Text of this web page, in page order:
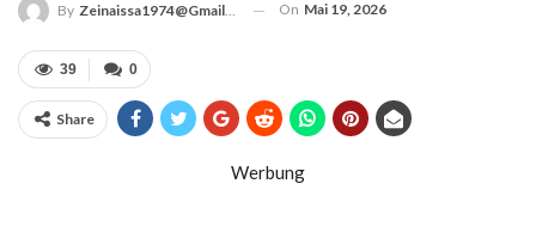
By Zeinaissa1974@gmail.com On Mai 19, 2026
0
39
Share
Werbung